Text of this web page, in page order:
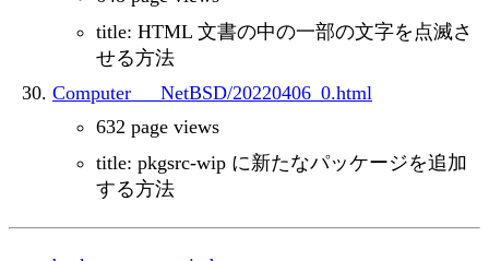
title: HTML 文書の中の一部の文字を点滅さ
せる方法
Computer___NetBSD/20220406_0.html
632 page views
title: pkgsrc-wip に新たなパッケージを追加
する方法